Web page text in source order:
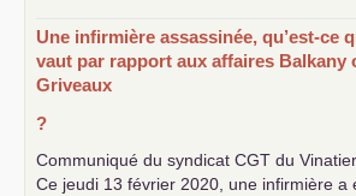
Une infirmière assassinée, qu’est-ce
vaut par rapport aux affaires Balkany
Griveaux
?
Communiqué du syndicat CGT du
Ce jeudi 13 février 2020, une infirmière a